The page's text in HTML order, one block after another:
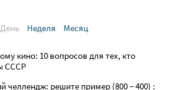
День
Неделя Месяц
кино: 10 вопросов для тех, кто
СССР
челлендж: решите пример (800 − 400) :